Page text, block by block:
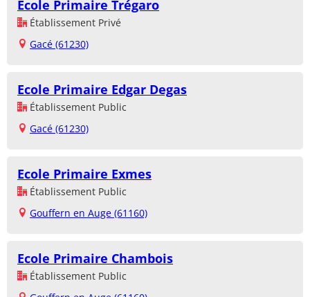
Ecole Primaire Trégaro
Établissement Privé
Gacé (61230)
Ecole Primaire Edgar Degas
Établissement Public
Gacé (61230)
Ecole Primaire Exmes
Établissement Public
Gouffern en Auge (61160)
Ecole Primaire Chambois
Établissement Public